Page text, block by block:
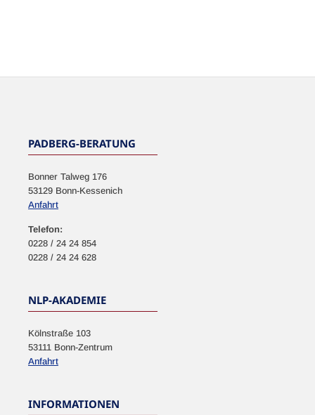
NEWSLETTER
PADBERG-BERATUNG
Bonner Talweg 176
53129 Bonn-Kessenich
Anfahrt
Telefon:
0228 / 24 24 854
0228 / 24 24 628
NLP-AKADEMIE
Kölnstraße 103
53111 Bonn-Zentrum
Anfahrt
INFORMATIONEN